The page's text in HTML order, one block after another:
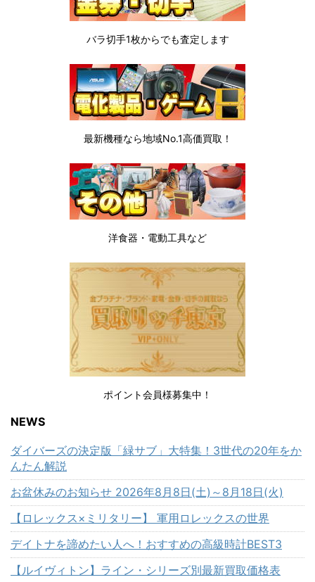
バラ切手1枚からでも査定します
最新機種なら地域No.1高価買取！
洋食器・電動工具など
ポイント会員様募集中！
NEWS
ダイバーズの決定版「緑サブ」大特集！3世代の20年をか
んたん解説
お盆休みのお知らせ 2026年8月8日(土)～8月18日(火)
【ロレックス×ミリタリー】 軍用ロレックスの世界
デイトナを諦めたい人へ！おすすめの高級時計BEST3
【ルイヴィトン】ライン・シリーズ別最新買取価格表